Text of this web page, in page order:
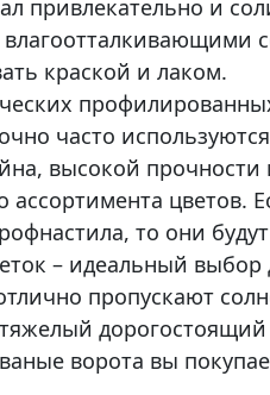
привлекательно и
влагоотталкивающими
краской и лаком.
часто
высокой прочности
ассортимента цветов.
то они
– идеальный выбор
пропускают
тяжелый
ворота вы